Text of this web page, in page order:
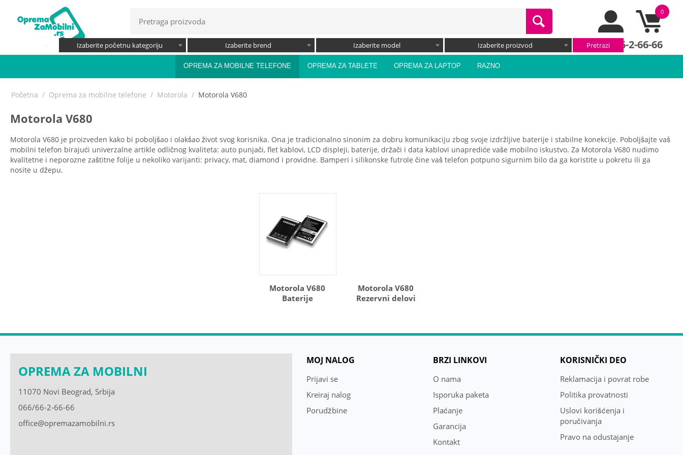
0
066/66-2-66-66
Izaberite početnu kategoriju Izaberite brend Izaberite model Izaberite proizvod
OPREMA ZA MOBILNE TELEFONE OPREMA ZA TABLETE OPREMA ZA LAPTOP RAZNO
Početna / Oprema za mobilne telefone / Motorola / Motorola V680
Motorola V680
Motorola V680 je proizveden kako bi poboljšao i olakšao život svog korisnika. Ona je tradicionalno sinonim za dobru komunikaciju zbog svoje izdržljive baterije i stabilne konekcije. Poboljšajte vaš
mobilni telefon birajući univerzalne artikle odličnog kvaliteta: auto punjači, flet kablovi, LCD displeji, baterije, držači i data kablovi unaprediće vaše mobilno iskustvo. Za Motorola V680 nudimo
kvalitetne i neporozne zaštitne folije u nekoliko varijanti: privacy, mat, diamond i providne. Bamperi i silikonske futrole čine vaš telefon potpuno sigurnim bilo da ga koristite u pokretu ili ga
nosite u džepu.
Motorola V680
Baterije
Motorola V680
Rezervni delovi
OPREMA ZA MOBILNI
11070 Novi Beograd, Srbija
066/66-2-66-66
office@opremazamobilni.rs
MOJ NALOG
Prijavi se
Kreiraj nalog
Porudžbine
BRZI LINKOVI
O nama
Isporuka paketa
Plaćanje
Garancija
Kontakt
KORISNIČKI DEO
Reklamacija i povrat robe
Politika provatnosti
Uslovi korišćenja i
poručivanja
Pravo na odustajanje